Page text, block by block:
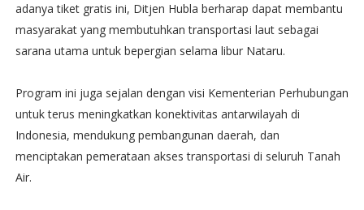
adanya tiket gratis ini, Ditjen Hubla berharap dapat membantu
masyarakat yang membutuhkan transportasi laut sebagai
sarana utama untuk bepergian selama libur Nataru.
Program ini juga sejalan dengan visi Kementerian Perhubungan
untuk terus meningkatkan konektivitas antarwilayah di
Indonesia, mendukung pembangunan daerah, dan
menciptakan pemerataan akses transportasi di seluruh Tanah
Air.